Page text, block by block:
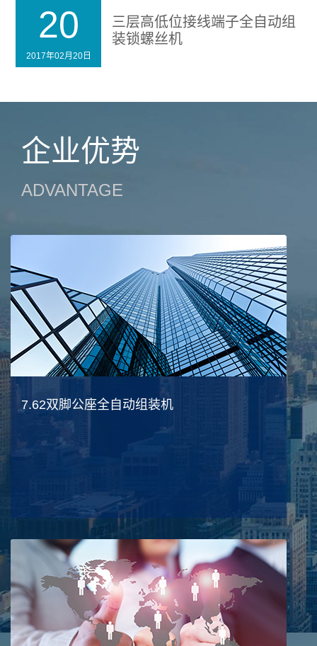
20
2017年02月20日
三层高低位接线端子全自动组
装锁螺丝机
企业优势
ADVANTAGE
7.62双脚公座全自动组装机